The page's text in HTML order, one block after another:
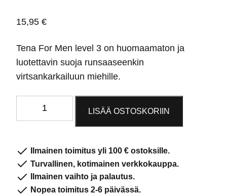
15,95 €
Tena For Men level 3 on huomaamaton ja
luotettavin suoja runsaaseenkin
virtsankarkailuun miehille.
määrä
LISÄÄ OSTOSKORIIN
Ilmainen toimitus yli 100 € ostoksille.
Turvallinen, kotimainen verkkokauppa.
Ilmainen vaihto ja palautus.
Nopea toimitus 2-6 päivässä.